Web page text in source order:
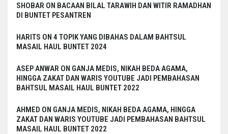
SHOBAR ON BACAAN BILAL TARAWIH DAN WITIR RAMADHAN
DI BUNTET PESANTREN
HARITS ON 4 TOPIK YANG DIBAHAS DALAM BAHTSUL
MASAIL HAUL BUNTET 2024
ASEP ANWAR ON GANJA MEDIS, NIKAH BEDA AGAMA,
HINGGA ZAKAT DAN WARIS YOUTUBE JADI PEMBAHASAN
BAHTSUL MASAIL HAUL BUNTET 2022
AHMED ON GANJA MEDIS, NIKAH BEDA AGAMA, HINGGA
ZAKAT DAN WARIS YOUTUBE JADI PEMBAHASAN BAHTSUL
MASAIL HAUL BUNTET 2022